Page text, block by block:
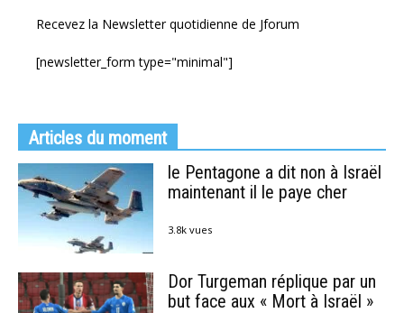
Recevez la Newsletter quotidienne de Jforum
[newsletter_form type="minimal"]
Articles du moment
le Pentagone a dit non à Israël
maintenant il le paye cher
3.8k vues
Dor Turgeman réplique par un
but face aux « Mort à Israël »